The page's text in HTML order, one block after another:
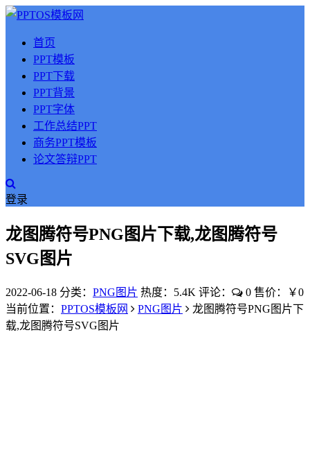
首页
PPT模板
PPT下载
PPT背景
PPT字体
工作总结PPT
商务PPT模板
论文答辩PPT
登录
龙图腾符号PNG图片下载,龙图腾符号
SVG图片
2022-06-18 分类： PNG图片 热度：5.4K 评论： 0 售价：￥0
当前位置： PPTOS模板网 PNG图片
龙图腾符号PNG图片下
载,龙图腾符号SVG图片